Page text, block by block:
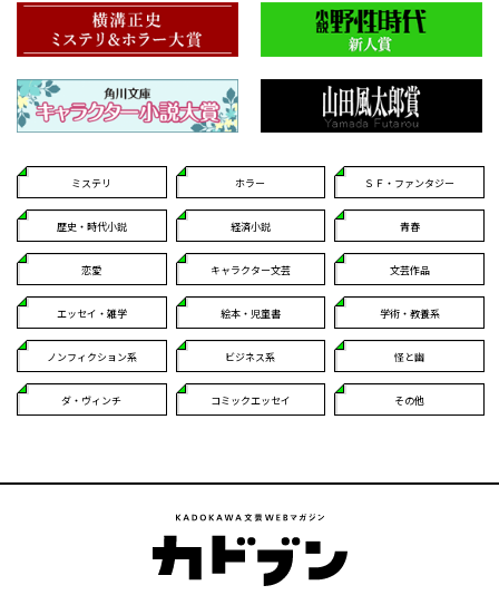
ミステリ ホラー ＳＦ・ファンタジー
歴史・時代小説 経済小説 青春
恋愛 キャラクター文芸 文芸作品
エッセイ・雑学 絵本・児童書 学術・教養系
ノンフィクション系 ビジネス系 怪と幽
ダ・ヴィンチ コミックエッセイ その他